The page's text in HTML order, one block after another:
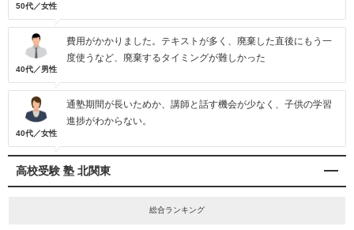
50代／女性
40代／男性
費用がかかりました。テキストが多く、廃棄した直後にもう一
度使うなど、廃棄するタイミングが難しかった
40代／女性
通塾期間が長いためか、講師と話す機会が少なく、子供の学習
進捗がわからない。
高校受験 塾 北関東
総合ランキング